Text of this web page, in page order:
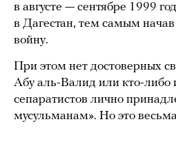
в августе — сентябре 1999
в Дагестан, тем самым
войну.
При этом нет достоверных
Абу аль-Валид или кто-либо
сепаратистов лично
мусульманам». Но это